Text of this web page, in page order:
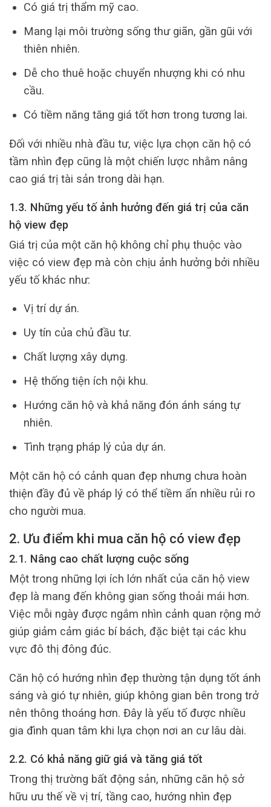
Có giá trị thẩm mỹ cao.
Mang lại môi trường sống thư giãn, gần gũi với
thiên nhiên.
Dễ cho thuê hoặc chuyển nhượng khi có nhu
cầu.
Có tiềm năng tăng giá tốt hơn trong tương lai.
Đối với nhiều nhà đầu tư, việc lựa chọn căn hộ có
tầm nhìn đẹp cũng là một chiến lược nhằm nâng
cao giá trị tài sản trong dài hạn.
1.3. Những yếu tố ảnh hưởng đến giá trị của căn
hộ view đẹp
Giá trị của một căn hộ không chỉ phụ thuộc vào
việc có view đẹp mà còn chịu ảnh hưởng bởi nhiều
yếu tố khác như:
Vị trí dự án.
Uy tín của chủ đầu tư.
Chất lượng xây dựng.
Hệ thống tiện ích nội khu.
Hướng căn hộ và khả năng đón ánh sáng tự
nhiên.
Tình trạng pháp lý của dự án.
Một căn hộ có cảnh quan đẹp nhưng chưa hoàn
thiện đầy đủ về pháp lý có thể tiềm ẩn nhiều rủi ro
cho người mua.
2. Ưu điểm khi mua căn hộ có view đẹp
2.1. Nâng cao chất lượng cuộc sống
Một trong những lợi ích lớn nhất của căn hộ view
đẹp là mang đến không gian sống thoải mái hơn.
Việc mỗi ngày được ngắm nhìn cảnh quan rộng mở
giúp giảm cảm giác bí bách, đặc biệt tại các khu
vực đô thị đông đúc.
Căn hộ có hướng nhìn đẹp thường tận dụng tốt ánh
sáng và gió tự nhiên, giúp không gian bên trong trở
nên thông thoáng hơn. Đây là yếu tố được nhiều
gia đình quan tâm khi lựa chọn nơi an cư lâu dài.
2.2. Có khả năng giữ giá và tăng giá tốt
Trong thị trường bất động sản, những căn hộ sở
hữu ưu thế về vị trí, tầng cao, hướng nhìn đẹp